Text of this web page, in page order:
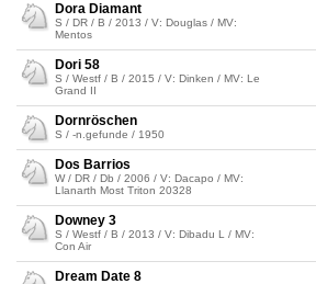
Dora Diamant
S / DR / B / 2013 / V: Douglas / MV:
Mentos
Dori 58
S / Westf / B / 2015 / V: Dinken / MV: Le
Grand II
Dornröschen
S / -n.gefunde / 1950
Dos Barrios
W / DR / Db / 2006 / V: Dacapo / MV:
Llanarth Most Triton 20328
Downey 3
S / Westf / B / 2013 / V: Dibadu L / MV:
Con Air
Dream Date 8